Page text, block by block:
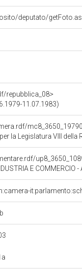
deputato/
repubblica_08>
11.07.1983)
la Legislatura VIII della
E